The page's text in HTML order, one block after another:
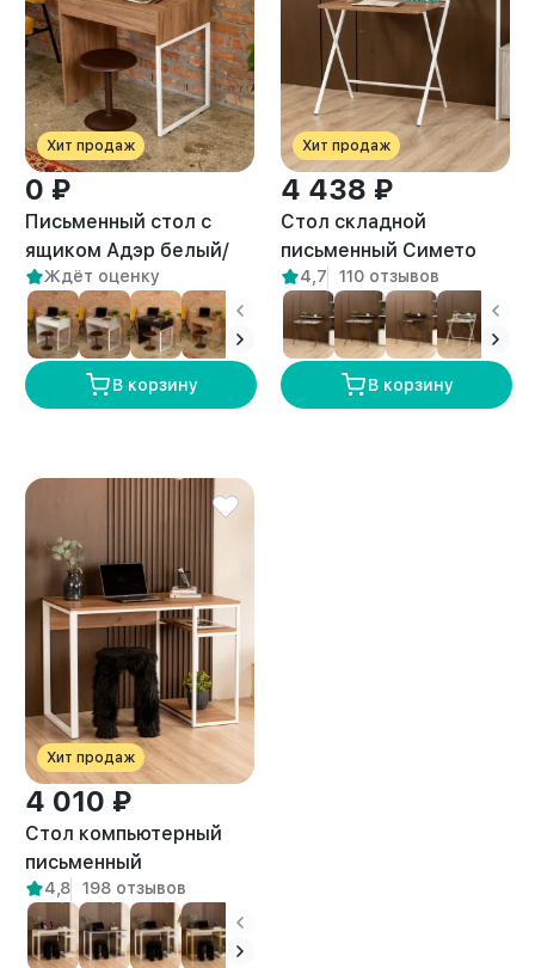
Хит продаж
0 ₽
Письменный стол с
ящиком Адэр белый/
амаретто
Ждёт оценку
В корзину
Хит продаж
4 438 ₽
Стол складной
письменный Симетo
белый/амаретто
4,7 110 отзывов
В корзину
Хит продаж
4 010 ₽
Стол компьютерный
письменный
маникюрный лофт
Оштен белый/
амаретто
4,8 198 отзывов